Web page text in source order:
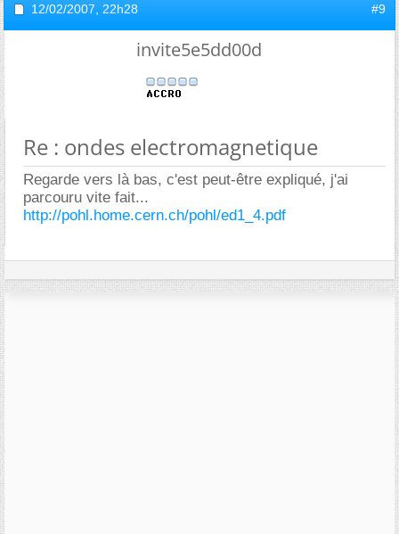
12/02/2007, 22h28 #9
invite5e5dd00d
Re : ondes electromagnetique
Regarde vers là bas, c'est peut-être expliqué, j'ai
parcouru vite fait...
http://pohl.home.cern.ch/pohl/ed1_4.pdf